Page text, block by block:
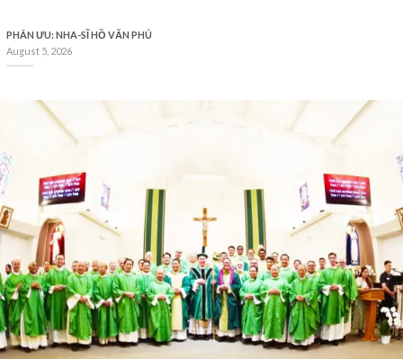
PHÂN ƯU: NHA-SĨ HỒ VĂN PHÚ
August 5, 2026